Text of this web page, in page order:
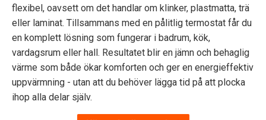
flexibel, oavsett om det handlar om klinker, plastmatta, trä
eller laminat. Tillsammans med en pålitlig termostat får du
en komplett lösning som fungerar i badrum, kök,
vardagsrum eller hall. Resultatet blir en jämn och behaglig
värme som både ökar komforten och ger en energieffektiv
uppvärmning - utan att du behöver lägga tid på att plocka
ihop alla delar själv.